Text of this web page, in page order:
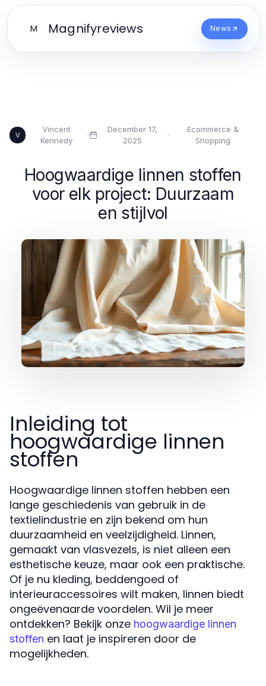
M Magnifyreviews News
V
Vincent
Kennedy
·
December 17,
2025
·
Ecommerce &
Shopping
Hoogwaardige linnen stoffen
voor elk project: Duurzaam
en stijlvol
Inleiding tot
hoogwaardige linnen
stoffen
Hoogwaardige linnen stoffen hebben een
lange geschiedenis van gebruik in de
textielindustrie en zijn bekend om hun
duurzaamheid en veelzijdigheid. Linnen,
gemaakt van vlasvezels, is niet alleen een
esthetische keuze, maar ook een praktische.
Of je nu kleding, beddengoed of
interieuraccessoires wilt maken, linnen biedt
ongeëvenaarde voordelen. Wil je meer
ontdekken? Bekijk onze hoogwaardige linnen
stoffen en laat je inspireren door de
mogelijkheden.